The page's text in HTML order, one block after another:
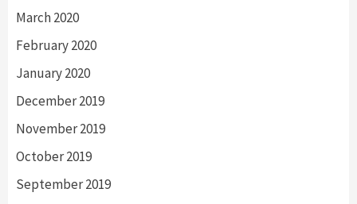
March 2020
February 2020
January 2020
December 2019
November 2019
October 2019
September 2019